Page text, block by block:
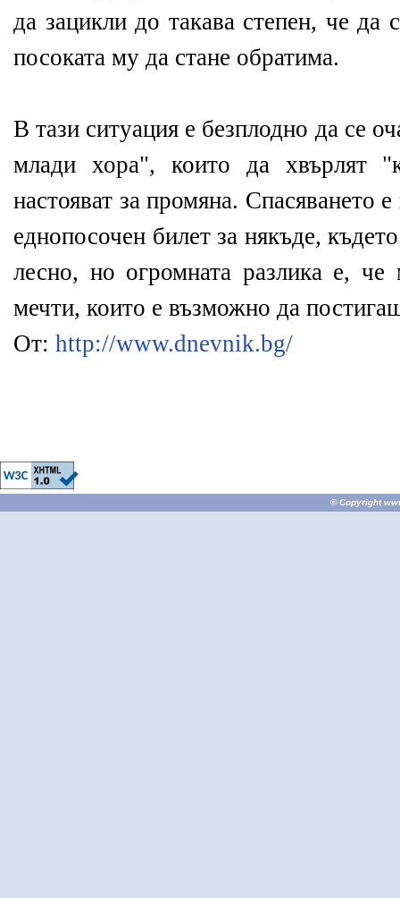
да зацикли до такава степен, че да
посоката му да стане обратима.
В тази ситуация е безплодно да се
млади хора", които да хвърлят
настояват за промяна. Спасяването
еднопосочен билет за някъде,
лесно, но огромната разлика е,
мечти, които е възможно да
От: http://www.dnevnik.bg/
© Copyright